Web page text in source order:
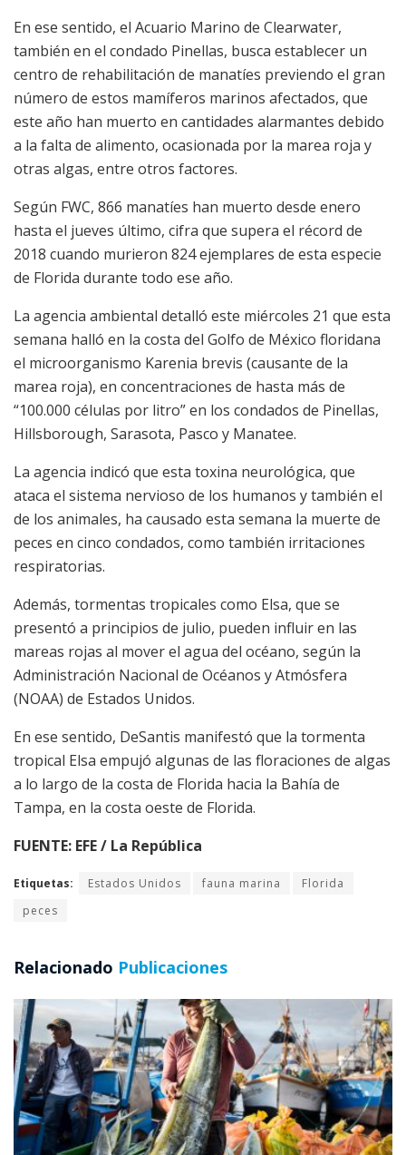
En ese sentido, el Acuario Marino de Clearwater,
también en el condado Pinellas, busca establecer un
centro de rehabilitación de manatíes previendo el gran
número de estos mamíferos marinos afectados, que
este año han muerto en cantidades alarmantes debido
a la falta de alimento, ocasionada por la marea roja y
otras algas, entre otros factores.
Según FWC, 866 manatíes han muerto desde enero
hasta el jueves último, cifra que supera el récord de
2018 cuando murieron 824 ejemplares de esta especie
de Florida durante todo ese año.
La agencia ambiental detalló este miércoles 21 que esta
semana halló en la costa del Golfo de México floridana
el microorganismo Karenia brevis (causante de la
marea roja), en concentraciones de hasta más de
“100.000 células por litro” en los condados de Pinellas,
Hillsborough, Sarasota, Pasco y Manatee.
La agencia indicó que esta toxina neurológica, que
ataca el sistema nervioso de los humanos y también el
de los animales, ha causado esta semana la muerte de
peces en cinco condados, como también irritaciones
respiratorias.
Además, tormentas tropicales como Elsa, que se
presentó a principios de julio, pueden influir en las
mareas rojas al mover el agua del océano, según la
Administración Nacional de Océanos y Atmósfera
(NOAA) de Estados Unidos.
En ese sentido, DeSantis manifestó que la tormenta
tropical Elsa empujó algunas de las floraciones de algas
a lo largo de la costa de Florida hacia la Bahía de
Tampa, en la costa oeste de Florida.
FUENTE: EFE / La República
Etiquetas: Estados Unidos fauna marina
Florida
peces
Relacionado Publicaciones